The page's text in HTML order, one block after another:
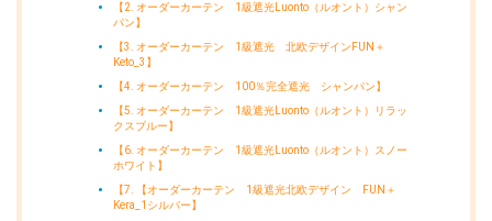
【2. オーダーカーテン 1級遮光Luonto（ルオント）シャン
パン】
【3. オーダーカーテン 1級遮光 北欧デザインFUN＋
Keto_3】
【4. オーダーカーテン 100％完全遮光 シャンパン】
【5. オーダーカーテン 1級遮光Luonto（ルオント）リラッ
クスブルー】
【6. オーダーカーテン 1級遮光Luonto（ルオント）スノー
ホワイト】
【7. 【オーダーカーテン 1級遮光北欧デザイン FUN＋
Kera_1シルバー】